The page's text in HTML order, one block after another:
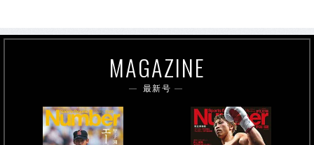
MAGAZINE
最新号